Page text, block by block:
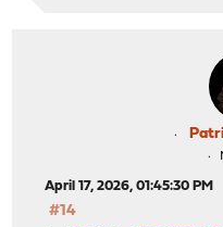
April 17, 2026, 01:45:30 PM
#14